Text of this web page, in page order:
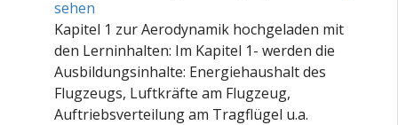
sehen
Kapitel 1 zur Aerodynamik hochgeladen mit
den Lerninhalten: Im Kapitel 1- werden die
Ausbildungsinhalte: Energiehaushalt des
Flugzeugs, Luftkräfte am Flugzeug,
Auftriebsverteilung am Tragflügel u.a.